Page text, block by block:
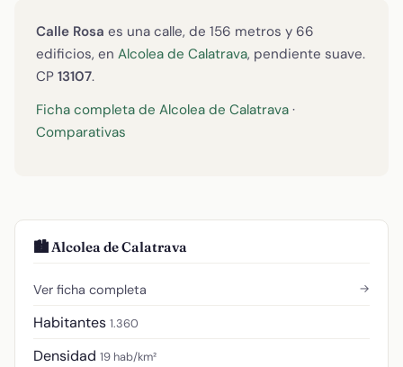
Calle Rosa es una calle, de 156 metros y 66
edificios, en Alcolea de Calatrava, pendiente suave.
CP 13107.
Ficha completa de Alcolea de Calatrava ·
Comparativas
🏙️ Alcolea de Calatrava
Ver ficha completa →
Habitantes 1.360
Densidad 19 hab/km²